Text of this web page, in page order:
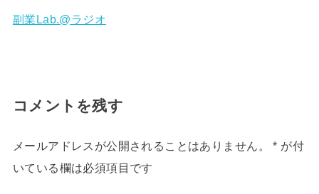
副業Lab.@ラジオ
コメントを残す
メールアドレスが公開されることはありません。 * が付
いている欄は必須項目です